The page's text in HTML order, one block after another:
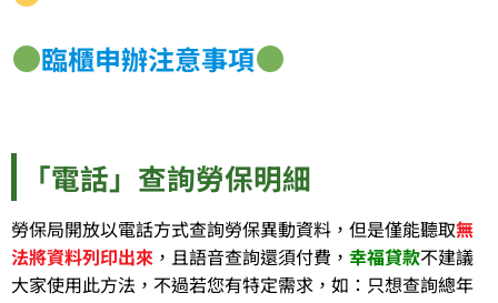
臨櫃申辦注意事項
「電話」查詢勞保明細
勞保局開放以電話方式查詢勞保異動資料，但是僅能聽取無
法將資料列印出來 ，且語音查詢還須付費， 幸福貸款不建議
大家使用此方法，不過若您有特定需求，如：只想查詢總年